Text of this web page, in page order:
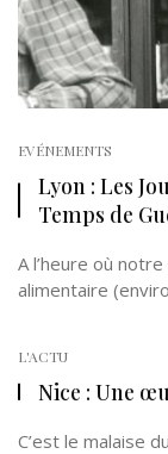
EVÉNEMENTS
Lyon : Les
Temps de
A l’heure où
alimentaire
L'ACTU
Nice : Une
C’est le malaise